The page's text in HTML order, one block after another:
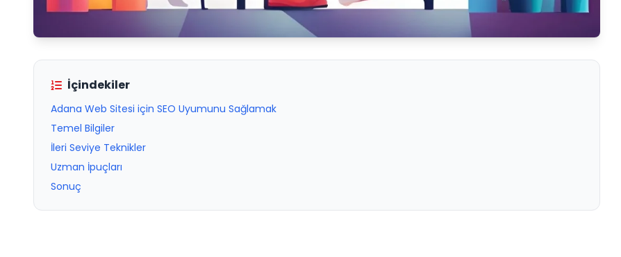
İçindekiler
Adana Web Sitesi için SEO Uyumunu Sağlamak
Temel Bilgiler
İleri Seviye Teknikler
Uzman İpuçları
Sonuç